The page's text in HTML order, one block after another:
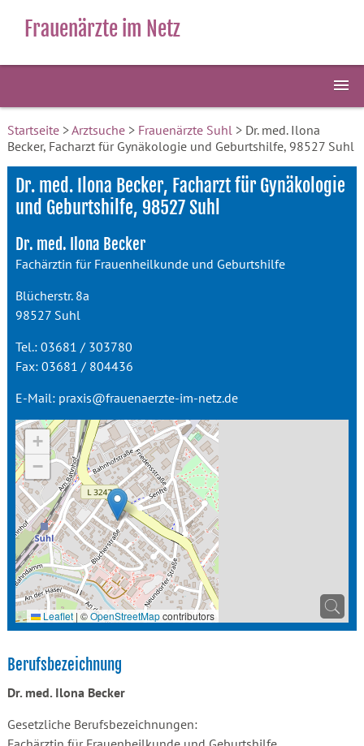
Frauenärzte im Netz
Startseite>Arztsuche> Frauenärzte Suhl> Dr. med. Ilona
Becker, Facharzt für Gynäkologie und Geburtshilfe, 98527 Suhl
Dr. med. Ilona Becker, Facharzt für Gynäkologie
und Geburtshilfe, 98527 Suhl
Dr. med. Ilona Becker
Fachärztin für Frauenheilkunde und Geburtshilfe
Blücherstr. 8a
98527 Suhl
Tel.: 03681 / 303780
Fax: 03681 / 804436
E-Mail: praxis@frauenaerzte-im-netz.de
+
−
Leaflet | ©OpenStreetMapcontributors
Berufsbezeichnung
Dr. med. Ilona Becker
Gesetzliche Berufsbezeichnungen: